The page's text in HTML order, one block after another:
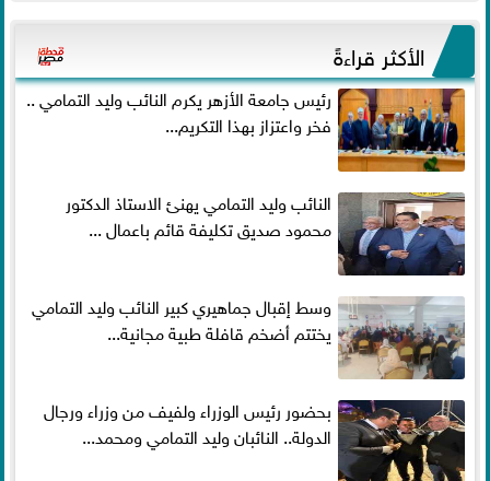
الأكثر قراءةً
رئيس جامعة الأزهر يكرم النائب وليد التمامي ..
فخر واعتزاز بهذا التكريم...
النائب وليد التمامي يهنئ الاستاذ الدكتور
محمود صديق تكليفة قائم باعمال ...
وسط إقبال جماهيري كبير النائب وليد التمامي
يختتم أضخم قافلة طبية مجانية...
بحضور رئيس الوزراء ولفيف من وزراء ورجال
الدولة.. النائبان وليد التمامي ومحمد...